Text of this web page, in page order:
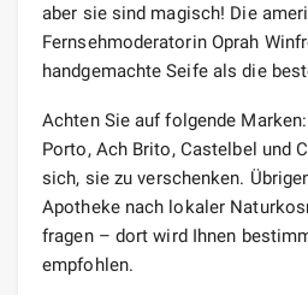
aber sie sind magisch! Die
Fernsehmoderatorin Oprah
handgemachte Seife als die
Achten Sie auf folgende
Porto, Ach Brito, Castelbel und
sich, sie zu verschenken.
Apotheke nach lokaler
fragen – dort wird Ihnen
empfohlen.